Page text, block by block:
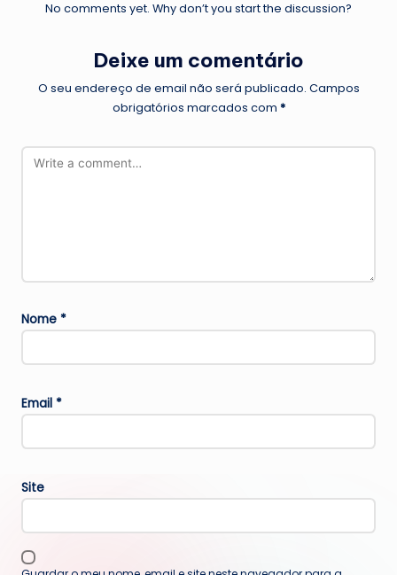
No comments yet. Why don’t you start the discussion?
Deixe um comentário
O seu endereço de email não será publicado. Campos
obrigatórios marcados com *
Nome *
Email *
Site